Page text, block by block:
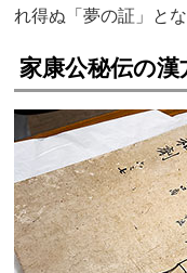
れ得ぬ「夢の証」とな
家康公秘伝の漢